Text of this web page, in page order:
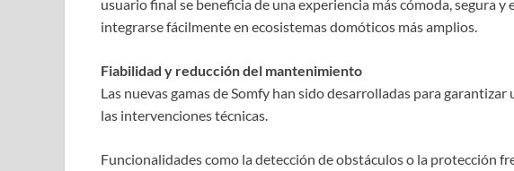
usuario final se beneficia de una experiencia más cómoda, segura
integrarse fácilmente en ecosistemas domóticos más amplios.
Fiabilidad y reducción del mantenimiento
Las nuevas gamas de Somfy han sido desarrolladas para
las intervenciones técnicas.
Funcionalidades como la detección de obstáculos o la protección